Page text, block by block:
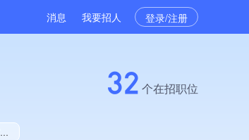
消息 我要招人 登录/注册
32 个在招职位